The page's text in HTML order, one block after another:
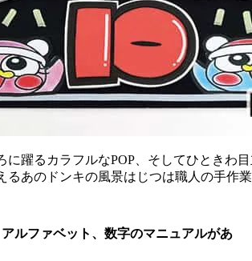
に躍るカラフルなPOP、そしてひときわ
るあのドンキの風景はじつは職人の手作
アルファベット、数字のマニュアルがあ